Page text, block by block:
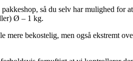
så du selv har mulighed for
Ø – 1 kg.
bekostelig, men også ekstremt